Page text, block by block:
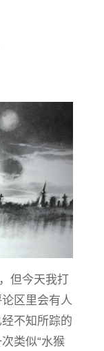
但今天我打
区里会有人
不知所踪的
类似“水猴